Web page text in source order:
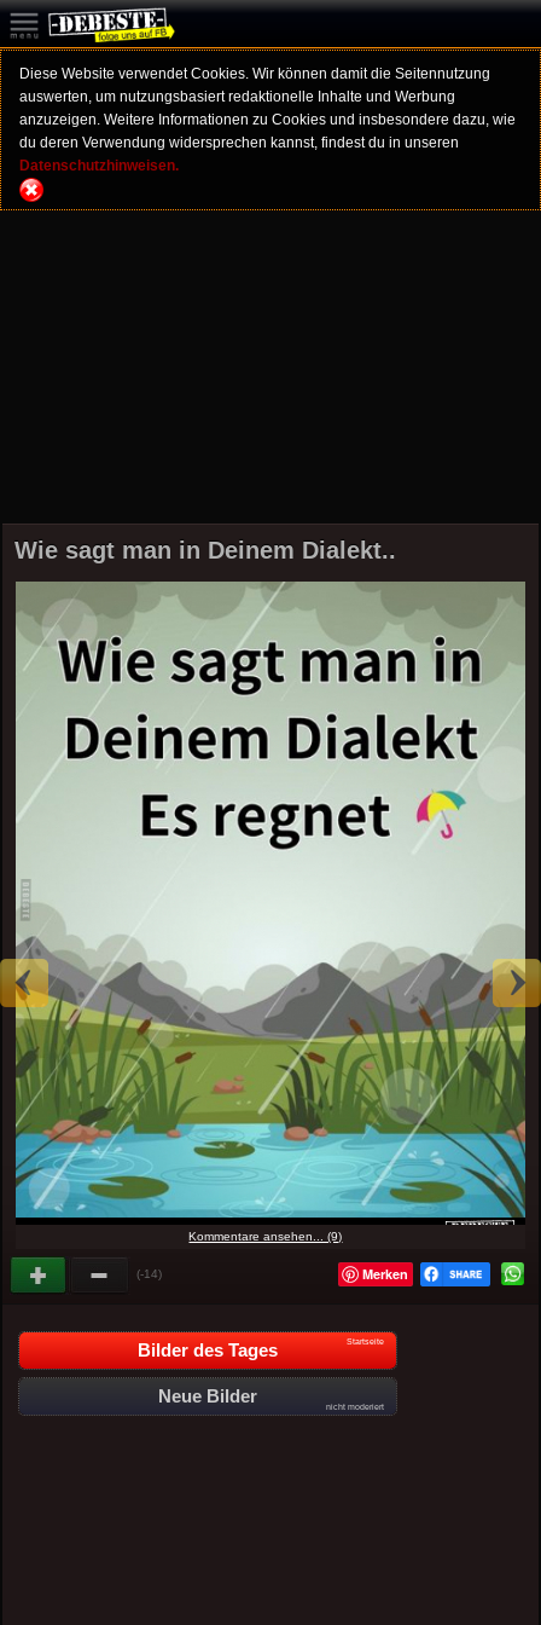
Diese Website verwendet Cookies. Wir können damit die Seitennutzung
auswerten, um nutzungsbasiert redaktionelle Inhalte und Werbung
anzuzeigen. Weitere Informationen zu Cookies und insbesondere dazu, wie
du deren Verwendung widersprechen kannst, findest du in unseren
Datenschutzhinweisen.
Wie sagt man in Deinem Dialekt..
Kommentare ansehen... (9)
(-14) Merken
Bilder des Tages Startseite
Neue Bilder
nicht moderiert